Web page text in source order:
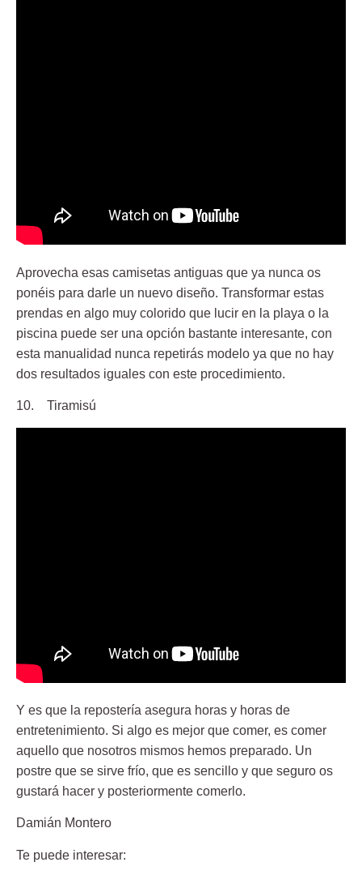
Aprovecha esas camisetas antiguas que ya nunca os
ponéis para darle un nuevo diseño. Transformar estas
prendas en algo muy colorido que lucir en la playa o la
piscina puede ser una opción bastante interesante, con
esta manualidad nunca repetirás modelo ya que no hay
dos resultados iguales con este procedimiento.
10. Tiramisú
Y es que la repostería asegura horas y horas de
entretenimiento. Si algo es mejor que comer, es comer
aquello que nosotros mismos hemos preparado. Un
postre que se sirve frío, que es sencillo y que seguro os
gustará hacer y posteriormente comerlo.
Damián Montero
Te puede interesar: